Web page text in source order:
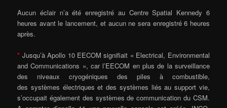
Aucun éclair n’a été enregistré au Centre Spatial Kennedy 6
heures avant le lancement, et aucun ne sera enregistré 6 heures
après.
* Jusqu’à Apollo 10 EECOM signifiait « Electrical, Environmental
and Communications », car l’EECOM en plus de la surveillance
des niveaux cryogéniques des piles à combustible,
des systèmes électriques et des systèmes liés au support vie,
s’occupait également des systèmes de communication du CSM.